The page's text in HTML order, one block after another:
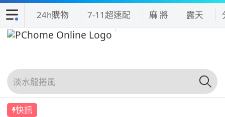
24h購物 7-11超速配 麻 將 露天
快訊